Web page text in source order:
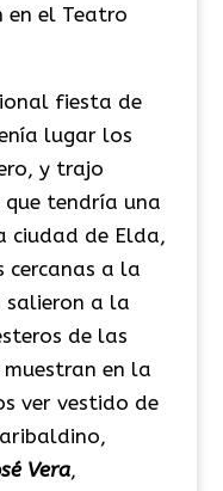
en el Teatro
fiesta de
lugar los
y trajo
tendría una
ciudad de Elda,
cercanas a la
salieron a la
de las
muestran en la
ver vestido de
Vera,